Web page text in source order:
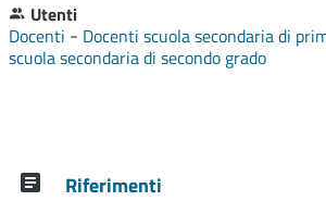
Utenti
Docenti - Docenti scuola secondaria di
scuola secondaria di secondo grado
Riferimenti